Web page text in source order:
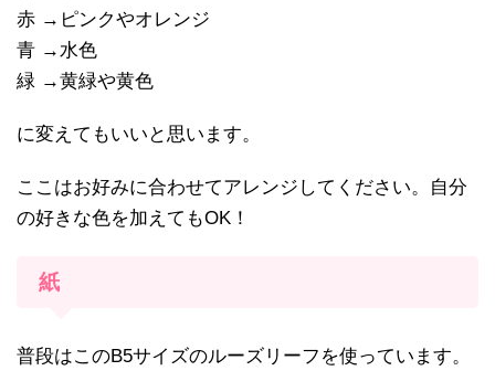
赤 →ピンクやオレンジ
青 →水色
緑 →黄緑や黄色
に変えてもいいと思います。
ここはお好みに合わせてアレンジしてください。自分
の好きな色を加えてもOK！
紙
普段はこのB5サイズのルーズリーフを使っています。